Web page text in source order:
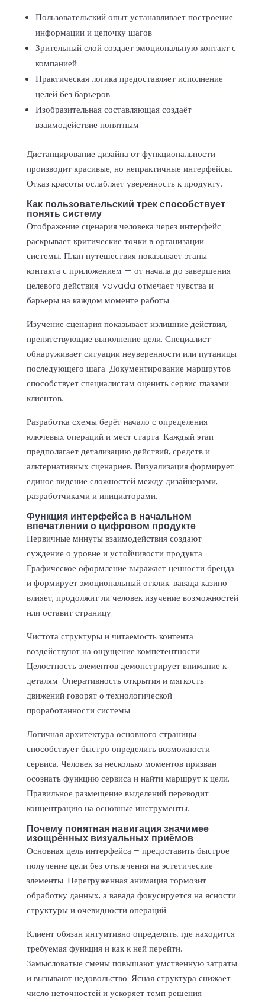
Пользовательский опыт устанавливает построение
информации и цепочку шагов
Зрительный слой создает эмоциональную контакт с
компанией
Практическая логика предоставляет исполнение
целей без барьеров
Изобразительная составляющая создаёт
взаимодействие понятным
Дистанцирование дизайна от функциональности
производит красивые, но непрактичные интерфейсы.
Отказ красоты ослабляет уверенность к продукту.
Как пользовательский трек способствует
понять систему
Отображение сценария человека через интерфейс
раскрывает критические точки в организации
системы. План путешествия показывает этапы
контакта с приложением — от начала до завершения
целевого действия. vavada отмечает чувства и
барьеры на каждом моменте работы.
Изучение сценария показывает излишние действия,
препятствующие выполнение цели. Специалист
обнаруживает ситуации неуверенности или путаницы
последующего шага. Документирование маршрутов
способствует специалистам оценить сервис глазами
клиентов.
Разработка схемы берёт начало с определения
ключевых операций и мест старта. Каждый этап
предполагает детализацию действий, средств и
альтернативных сценариев. Визуализация формирует
единое видение сложностей между дизайнерами,
разработчиками и инициаторами.
Функция интерфейса в начальном
впечатлении о цифровом продукте
Первичные минуты взаимодействия создают
суждение о уровне и устойчивости продукта.
Графическое оформление выражает ценности бренда
и формирует эмоциональный отклик. вавада казино
влияет, продолжит ли человек изучение возможностей
или оставит страницу.
Чистота структуры и читаемость контента
воздействуют на ощущение компетентности.
Целостность элементов демонстрирует внимание к
деталям. Оперативность открытия и мягкость
движений говорят о технологической
проработанности системы.
Логичная архитектура основного страницы
способствует быстро определить возможности
сервиса. Человек за несколько моментов призван
осознать функцию сервиса и найти маршрут к цели.
Правильное размещение выделений переводит
концентрацию на основные инструменты.
Почему понятная навигация значимее
изощрённых визуальных приёмов
Основная цель интерфейса – предоставить быстрое
получение цели без отвлечения на эстетические
элементы. Перегруженная анимация тормозит
обработку данных, а вавада фокусируется на ясности
структуры и очевидности операций.
Клиент обязан интуитивно определять, где находится
требуемая функция и как к ней перейти.
Замысловатые смены повышают умственную затраты
и вызывают недовольство. Ясная структура снижает
число неточностей и ускоряет темп решения